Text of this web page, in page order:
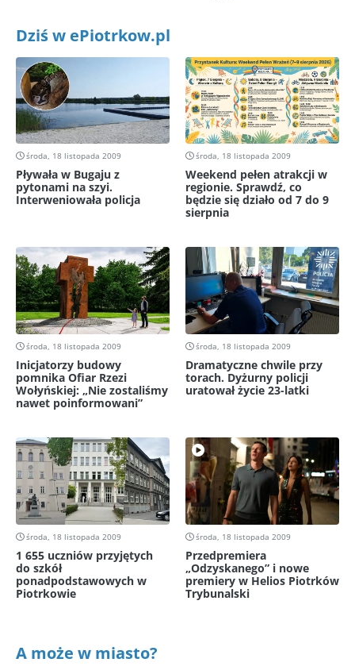
Dziś w ePiotrkow.pl
środa, 18 listopada 2009
Pływała w Bugaju z
pytonami na szyi.
Interweniowała policja
środa, 18 listopada 2009
Weekend pełen atrakcji w
regionie. Sprawdź, co
będzie się działo od 7 do 9
sierpnia
środa, 18 listopada 2009
Inicjatorzy budowy
pomnika Ofiar Rzezi
Wołyńskiej: „Nie zostaliśmy
nawet poinformowani”
środa, 18 listopada 2009
Dramatyczne chwile przy
torach. Dyżurny policji
uratował życie 23-latki
środa, 18 listopada 2009
1 655 uczniów przyjętych
do szkół
ponadpodstawowych w
Piotrkowie
środa, 18 listopada 2009
Przedpremiera
„Odzyskanego” i nowe
premiery w Helios Piotrków
Trybunalski
A może w miasto?